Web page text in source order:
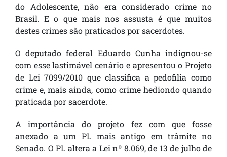
do Adolescente, não era considerado crime no
Brasil. E o que mais nos assusta é que muitos
destes crimes são praticados por sacerdotes.
O deputado federal Eduardo Cunha indignou-se
com esse lastimável cenário e apresentou o Projeto
de Lei 7099/2010 que classifica a pedofilia como
crime e, mais ainda, como crime hediondo quando
praticada por sacerdote.
A importância do projeto fez com que fosse
anexado a um PL mais antigo em trâmite no
Senado. O PL altera a Lei nº 8.069, de 13 de julho de